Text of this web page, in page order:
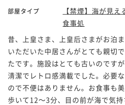
部屋タイプ
【禁煙】海が見
食事処
昔、上皇さま、上皇后さまがお泊
いただいた中居さんがとても親切
たです。施設はとても古いのです
清潔でレトロ感満載でした。必要
ので不便はありません。お食事も
歩いて12～3分、目の前が海で気